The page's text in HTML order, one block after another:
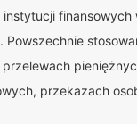
instytucji finansowych
Powszechnie
przekazach